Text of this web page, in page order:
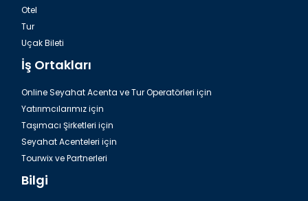
Otel
Tur
Uçak Bileti
İş Ortakları
Online Seyahat Acenta ve Tur Operatörleri için
Yatırımcılarımız için
Taşımacı Şirketleri için
Seyahat Acenteleri için
Tourwix ve Partnerleri
Bilgi